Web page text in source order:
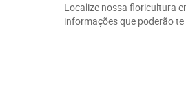
Localize nossa floricultura
informações que poderão